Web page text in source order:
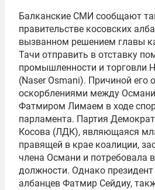
Балканские СМИ сообщают
правительстве косовских
вызванном решением главы
Тачи отправить в отставку
промышленности и торговли
(Naser Osmani). Причиной его
оскорблениями между
Фатмиром Лимаем в ходе
парламента. Партия
Косова (ЛДК), являющаяся
правящей в крае коалиции,
члена Османи и потребовала
должности. Однако президент
албанцев Фатмир Сейдиу,